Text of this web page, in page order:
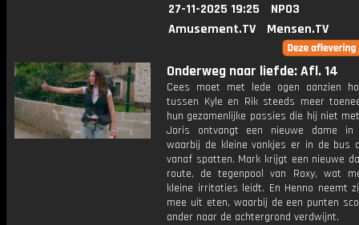
27-11-2025 19:25
NPO3
Amusement.TV
Mensen.TV
Onderweg naar liefde: Afl. 14
Cees moet met lede ogen aanzien
tussen Kyle en Rik steeds meer
hun gezamenlijke passies die hij niet
Joris ontvangt een nieuwe dame in
waarbij de kleine vonkjes er in de bus
vanaf spatten. Mark krijgt een nieuwe
route, de tegenpool van Roxy, wat
kleine irritaties leidt. En Henno neemt
mee uit eten, waarbij de een punten
ander naar de achtergrond verdwijnt.